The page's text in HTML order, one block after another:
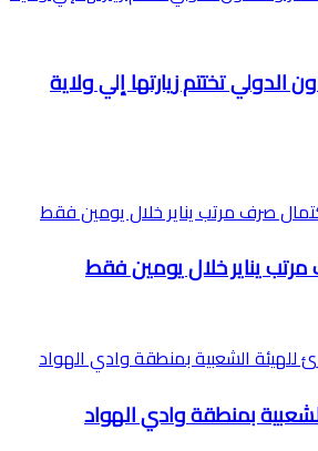
الدولي تختتم زيارتها إلي ولاية
يناير خلال يومين فقط
بمنطقة وادي الهواد